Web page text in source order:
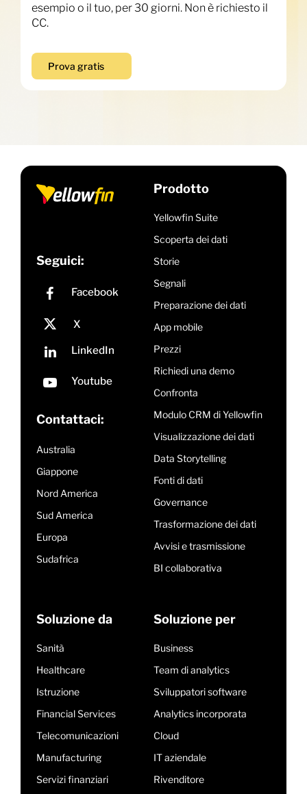
esempio o il tuo, per 30 giorni. Non è richiesto il
CC.
Prova gratis
Seguici:
Contattaci:
Australia
Giappone
Nord America
Sud America
Europa
Sudafrica
Prodotto
Yellowfin Suite
Scoperta dei dati
Storie
Segnali
Preparazione dei dati
App mobile
Prezzi
Richiedi una demo
Confronta
Modulo CRM di Yellowfin
Visualizzazione dei dati
Data Storytelling
Fonti di dati
Governance
Trasformazione dei dati
Avvisi e trasmissione
BI collaborativa
Soluzione da
Sanità
Healthcare
Istruzione
Financial Services
Telecomunicazioni
Manufacturing
Servizi finanziari
Soluzione per
Business
Team di analytics
Sviluppatori software
Analytics incorporata
Cloud
IT aziendale
Rivenditore